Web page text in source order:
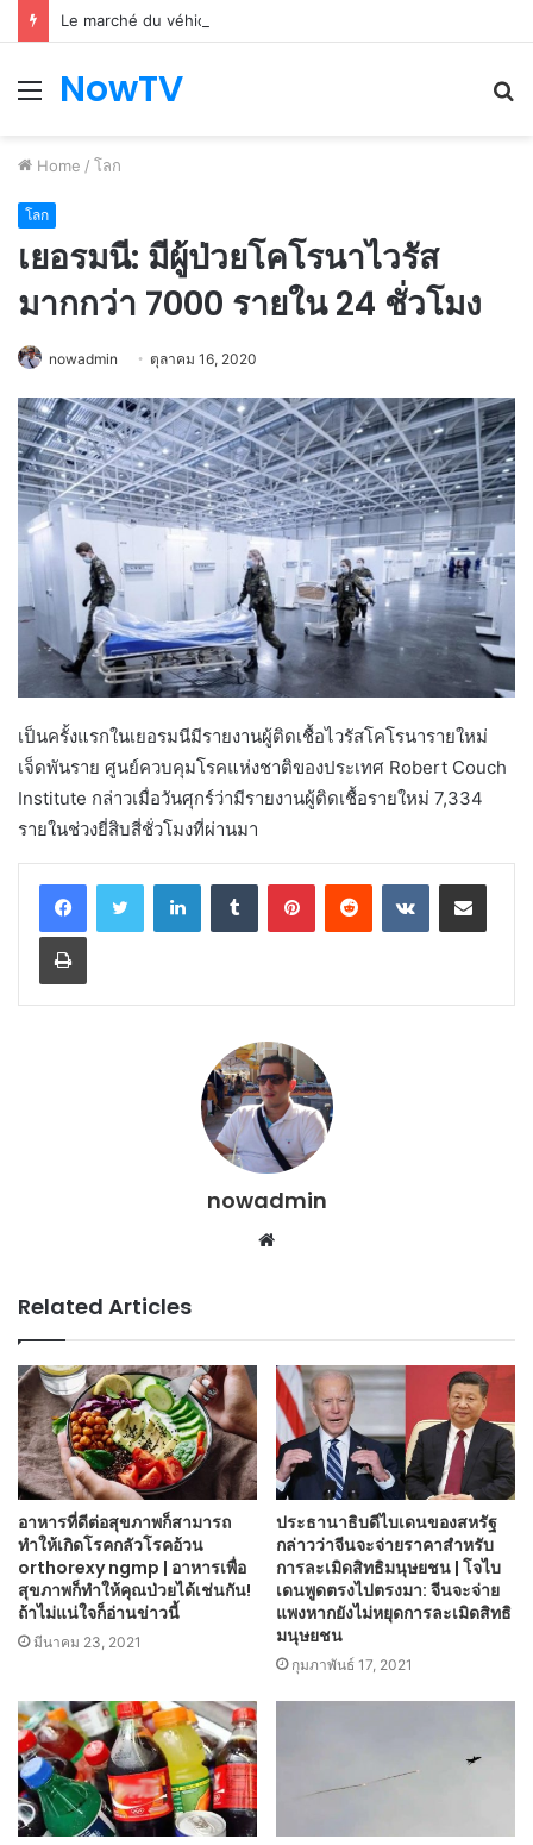
Le marché du véhicule d’occasion en plein essor
Menu
NowTV
Home / โลก
โลก
เยอรมนี: มีผู้ป่วยโคโรนาไวรัส
มากกว่า 7000 รายใน 24 ชั่วโมง
nowadmin ตุลาคม 16, 2020
เป็นครั้งแรกในเยอรมนีมีรายงานผู้ติดเชื้อไวรัสโคโรนารายใหม่
เจ็ดพันราย ศูนย์ควบคุมโรคแห่งชาติของประเทศ Robert Couch
Institute กล่าวเมื่อวันศุกร์ว่ามีรายงานผู้ติดเชื้อรายใหม่ 7,334
รายในช่วงยี่สิบสี่ชั่วโมงที่ผ่านมา
LinkedInTumblr PinterestReddit VKontakteShare via Email
Print
nowadmin
Website
Related Articles
อาหารที่ดีต่อสุขภาพก็สามารถ
ทำให้เกิดโรคกลัวโรคอ้วน
orthorexy ngmp | อาหารเพื่อ
สุขภาพก็ทำให้คุณป่วยได้เช่นกัน!
ถ้าไม่แน่ใจก็อ่านข่าวนี้
มีนาคม 23, 2021
ประธานาธิบดีไบเดนของสหรัฐ
กล่าวว่าจีนจะจ่ายราคาสำหรับ
การละเมิดสิทธิมนุษยชน | โจไบ
เดนพูดตรงไปตรงมา: จีนจะจ่าย
แพงหากยังไม่หยุดการละเมิดสิทธิ
มนุษยชน
กุมภาพันธ์ 17, 2021